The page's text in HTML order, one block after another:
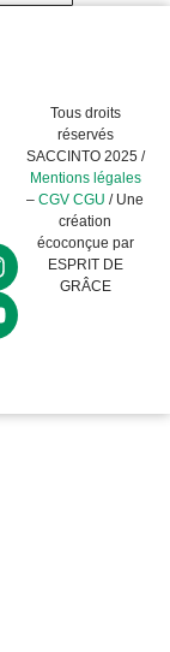
Tous droits
réservés
SACCINTO 2025 /
Mentions légales
– CGV CGU / Une
création
écoconçue par
ESPRIT DE
GRÂCE